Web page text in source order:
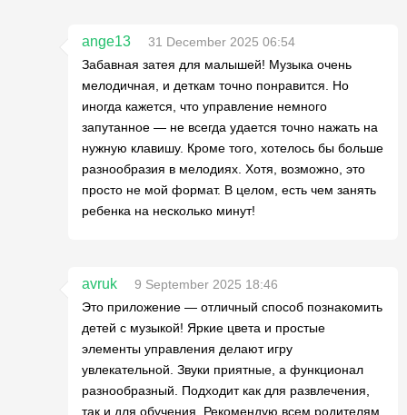
ange13
31 December 2025 06:54
Забавная затея для малышей! Музыка очень
мелодичная, и деткам точно понравится. Но
иногда кажется, что управление немного
запутанное — не всегда удается точно нажать на
нужную клавишу. Кроме того, хотелось бы больше
разнообразия в мелодиях. Хотя, возможно, это
просто не мой формат. В целом, есть чем занять
ребенка на несколько минут!
avruk
9 September 2025 18:46
Это приложение — отличный способ познакомить
детей с музыкой! Яркие цвета и простые
элементы управления делают игру
увлекательной. Звуки приятные, а функционал
разнообразный. Подходит как для развлечения,
так и для обучения. Рекомендую всем родителям,